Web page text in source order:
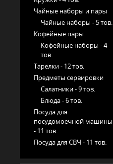
Чайные наборы и пары
Чайные наборы - 5 тов.
Кофейные пары
Кофейные наборы -4
тов.
Тарелки - 12 тов.
Предметы сервировки
Салатники -9 тов.
Блюда -6 тов.
Посуда для
посудомоечной машины
- 11 тов.
Посуда для СВЧ - 11 тов.